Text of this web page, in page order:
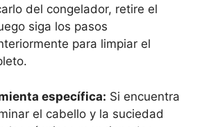
del congelador, retire el
siga los pasos
para limpiar el
específica: Si encuentra
el cabello y la suciedad